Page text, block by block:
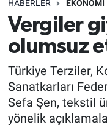
HABERLER EKONOMI
Vergiler
olumsuz
Türkiye Terziler,
Sanatkarları
Sefa Şen, tekstil
yönelik
Gündem
Türkiye
Dünya
Sağlık
Eskişehirspor
Eskişehir Arşivi
Röportaj
Ekonomi
Süper Lig
Tüm Manşetler
Son Dakika
Haber Arşivi